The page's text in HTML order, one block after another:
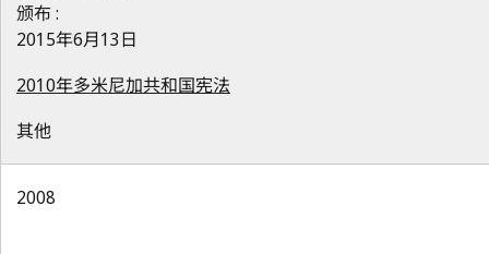
颁布 :
2015年6月13日
2010年多米尼加共和国宪法
其他
2008